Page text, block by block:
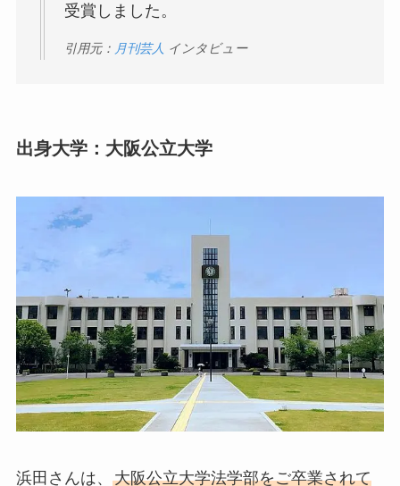
受賞しました。
引用元： 月刊芸人 インタビュー
出身大学：大阪公立大学
浜田さんは、 大阪公立大学法学部をご卒業されて